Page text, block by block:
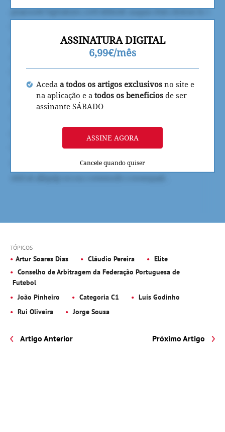
ASSINATURA DIGITAL
6,99€/mês
Aceda a todos os artigos exclusivos no site e
na aplicação e a todos os beneficios de ser
assinante SÁBADO
ASSINE AGORA
Cancele quando quiser
TÓPICOS
Artur Soares Dias Cláudio Pereira
Elite
Conselho de Arbitragem da Federação Portuguesa de
Futebol
João Pinheiro
Categoria C1
Luís Godinho
Rui Oliveira
Jorge Sousa
Artigo Anterior Próximo Artigo